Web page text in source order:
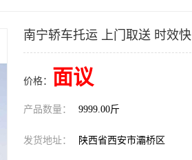
南宁轿车托运 上门取送 时效快
价格： 面议
产品数量： 9999.00斤
发货地址： 陕西省西安市灞桥区